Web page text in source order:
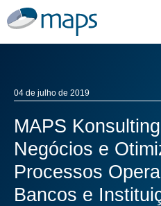
04 de julho de 2019
MAPS
Negócios e
Processos
Bancos e